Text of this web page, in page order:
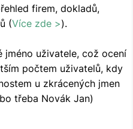
firem, dokladů,
(Více zde >).
jméno uživatele, což ocení
počtem uživatelů, kdy
u zkrácených jmen
třeba Novák Jan)